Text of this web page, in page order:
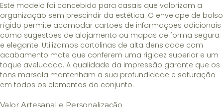
Este modelo foi concebido para casais que valorizam a
organização sem prescindir da estética. O envelope de bolso
rígido permite acomodar cartões de informações adicionais
como sugestões de alojamento ou mapas de forma segura
e elegante. Utilizamos cartolinas de alta densidade com
acabamento mate que conferem uma rigidez superior e um
toque aveludado. A qualidade da impressão garante que os
tons marsala mantenham a sua profundidade e saturação
em todos os elementos do conjunto.
Valor Artesanal e Personalização